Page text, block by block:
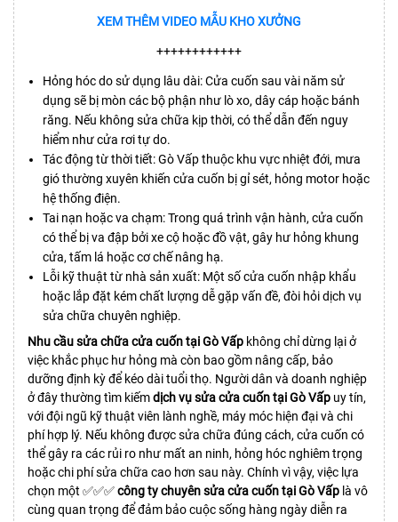
XEM THÊM VIDEO MẪU KHO XƯỞNG
++++++++++++
Hỏng hóc do sử dụng lâu dài: Cửa cuốn sau vài năm sử
dụng sẽ bị mòn các bộ phận như lò xo, dây cáp hoặc bánh
răng. Nếu không sửa chữa kịp thời, có thể dẫn đến nguy
hiểm như cửa rơi tự do.
Tác động từ thời tiết: Gò Vấp thuộc khu vực nhiệt đới, mưa
gió thường xuyên khiến cửa cuốn bị gỉ sét, hỏng motor hoặc
hệ thống điện.
Tai nạn hoặc va chạm: Trong quá trình vận hành, cửa cuốn
có thể bị va đập bởi xe cộ hoặc đồ vật, gây hư hỏng khung
cửa, tấm lá hoặc cơ chế nâng hạ.
Lỗi kỹ thuật từ nhà sản xuất: Một số cửa cuốn nhập khẩu
hoặc lắp đặt kém chất lượng dễ gặp vấn đề, đòi hỏi dịch vụ
sửa chữa chuyên nghiệp.
Nhu cầu sửa chữa cửa cuốn tại Gò Vấp không chỉ dừng lại ở
việc khắc phục hư hỏng mà còn bao gồm nâng cấp, bảo
dưỡng định kỳ để kéo dài tuổi thọ. Người dân và doanh nghiệp
ở đây thường tìm kiếmdịch vụ sửa cửa cuốn tại Gò Vấp uy tín,
với đội ngũ kỹ thuật viên lành nghề, máy móc hiện đại và chi
phí hợp lý. Nếu không được sửa chữa đúng cách, cửa cuốn có
thể gây ra các rủi ro như mất an ninh, hỏng hóc nghiêm trọng
hoặc chi phí sửa chữa cao hơn sau này. Chính vì vậy, việc lựa
chọn một ✅✅✅công ty chuyênsửa cửa cuốn tại Gò Vấp là vô
cùng quan trọng để đảm bảo cuộc sống hàng ngày diễn ra